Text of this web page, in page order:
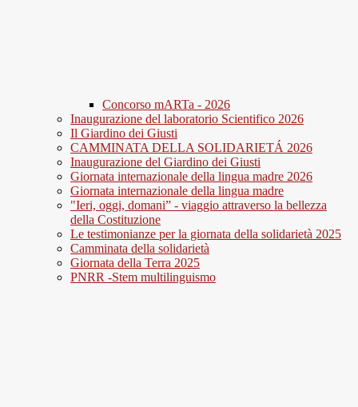
Concorso mARTa - 2026
Inaugurazione del laboratorio Scientifico 2026
Il Giardino dei Giusti
CAMMINATA DELLA SOLIDARIETÁ 2026
Inaugurazione del Giardino dei Giusti
Giornata internazionale della lingua madre 2026
Giornata internazionale della lingua madre
"Ieri, oggi, domani” - viaggio attraverso la bellezza
della Costituzione
Le testimonianze per la giornata della solidarietà 2025
Camminata della solidarietà
Giornata della Terra 2025
PNRR -Stem multilinguismo